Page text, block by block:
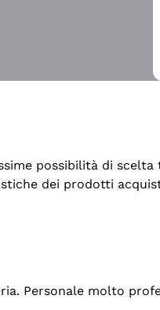
possibilità di
dei prodotti
Personale molto